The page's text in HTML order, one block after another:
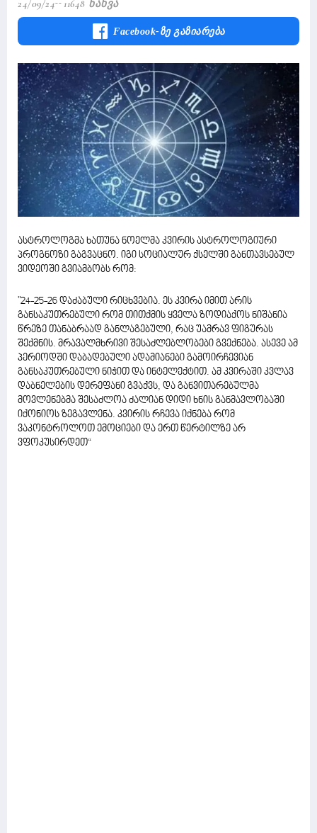
24/09/24 11648 Ნახვა
Facebook-Ზე Გაზიარება
ასტროლოგმა ხათუნა ნოელმა კვირის ასტროლოგიური
პროგნოზი გაგვაცნო. იგი სოციალურ ქსელში განთავსებულ
ვიდეოში გვიამბობს რომ:
"24-25-26 დაძაბული რიცხვებია. ეს კვირა იმით არის
განსაკუთრებული რომ თითქმის ყველა ზოდიაქოს ნიშანია
წრეზე თანაბრაად განლაგებული, რაც უამრავ ფიგურას
შექმნის. მრავალმხრივი შესაძლებლობები გვექნება. ასევე ამ
პერიოდში დაბადებული ადამიანები გამოირჩევიან
განსაკუთრებული ნიჭით და ინტელექტით. ამ კვირაში კვლავ
დაბნელების დერეფანი გვაქვს, და განვითარებულმა
მოვლენებმა შესაძლოა ძალიან დიდი ხნის განმავლობაში
იქონიოს ზეგავლენა. კვირის რჩევა იქნება რომ
ვაკონტროლოთ ემოციები და ერთ წერტილზე არ
ვფოკუსირდეთ“